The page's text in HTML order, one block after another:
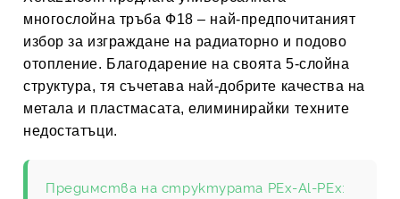
многослойна тръба Ф18– най-предпочитаният
избор за изграждане на радиаторно и подово
отопление. Благодарение на своята 5-слойна
структура, тя съчетава най-добрите качества на
метала и пластмасата, елиминирайки техните
недостатъци.
Предимства на структурата PEx-Al-PEx: